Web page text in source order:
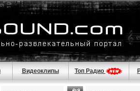
Видеоклипы Топ Радио